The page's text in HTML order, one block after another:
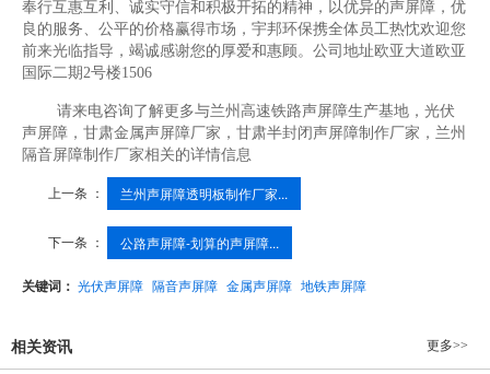
奉行互惠互利、诚实守信和积极开拓的精神，以优异的声屏障，优
良的服务、公平的价格赢得市场，宇邦环保携全体员工热忱欢迎您
前来光临指导，竭诚感谢您的厚爱和惠顾。公司地址欧亚大道欧亚
国际二期2号楼1506
请来电咨询了解更多与兰州高速铁路声屏障生产基地，光伏
声屏障，甘肃金属声屏障厂家，甘肃半封闭声屏障制作厂家，兰州
隔音屏障制作厂家相关的详情信息
上一条 ： 兰州声屏障透明板制作厂家...
下一条 ： 公路声屏障-划算的声屏障...
关键词： 光伏声屏障 隔音声屏障 金属声屏障 地铁声屏障
相关资讯 更多>>